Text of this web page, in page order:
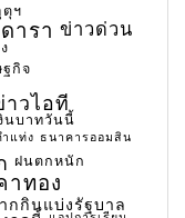
ฯ
ารา ข่าวด่วน
ฐกิจ
าวไอที
นบาทวันนี้
แท่ง ธนาคารออมสิน
ฝนตกหนัก
าทอง
กกินแบ่งรัฐบาล